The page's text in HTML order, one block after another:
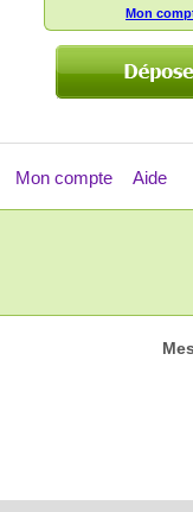
Mon
Mon compte Aide